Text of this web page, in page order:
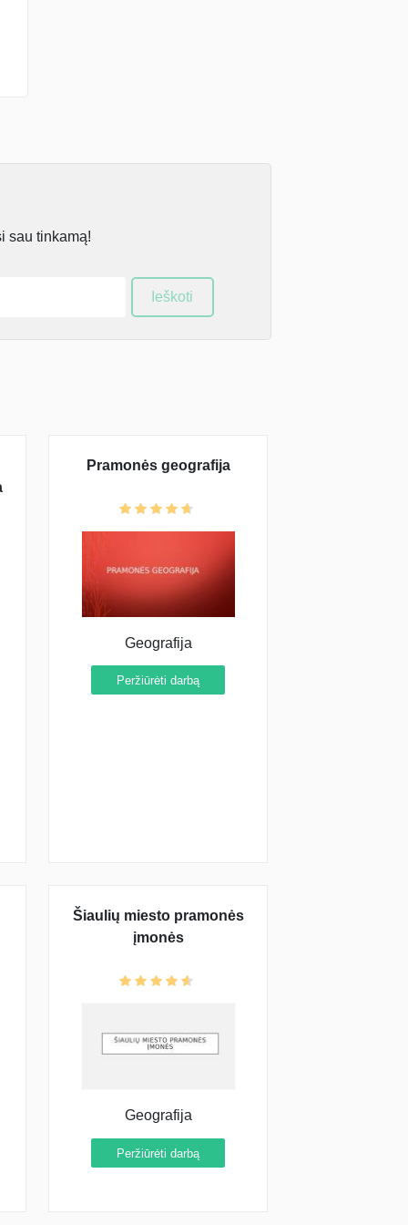
sau tinkamą!
Ieškoti
Pramonės geografija
Geografija
Peržiūrėti darbą
Šiaulių miesto pramonės
įmonės
Geografija
Peržiūrėti darbą